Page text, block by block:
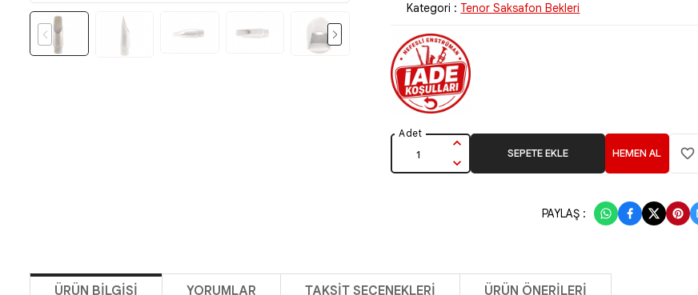
Kategori :Tenor Saksafon Bekleri
SEPETE EKLE HEMEN AL
PAYLAŞ :
ÜRÜN BILGISI YORUMLAR TAKSIT SEÇENEKLERI ÜRÜN ÖNERILERI